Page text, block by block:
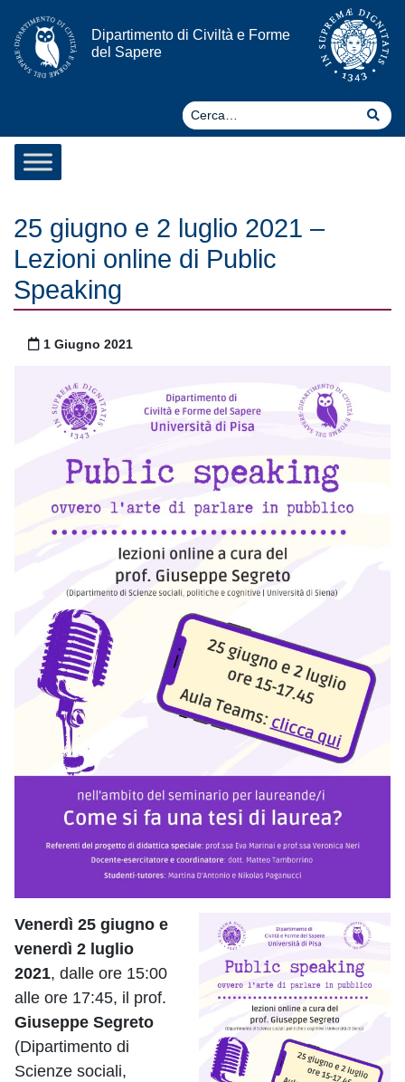
Vai al contenuto
Dipartimento di Civiltà e Forme
del Sapere
25 giugno e 2 luglio 2021 –
Lezioni online di Public
Speaking
Pubblicato il
1 Giugno 2021
Venerdì 25 giugno e
venerdì 2 luglio
2021, dalle ore 15:00
alle ore 17:45, il prof.
Giuseppe Segreto
(Dipartimento di
Scienze sociali,